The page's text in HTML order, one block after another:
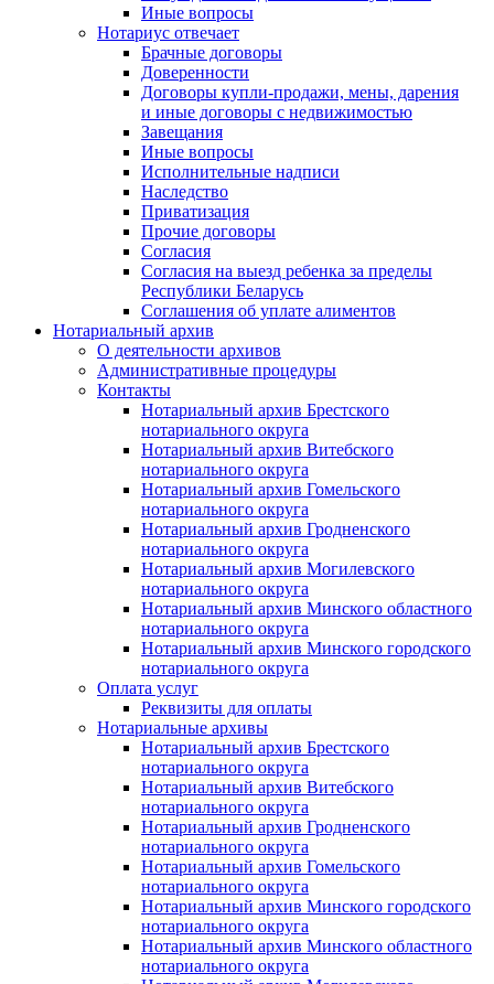
Иные вопросы
Нотариус отвечает
Брачные договоры
Доверенности
Договоры купли-продажи, мены, дарения
и иные договоры с недвижимостью
Завещания
Иные вопросы
Исполнительные надписи
Наследство
Приватизация
Прочие договоры
Согласия
Согласия на выезд ребенка за пределы
Республики Беларусь
Соглашения об уплате алиментов
Нотариальный архив
О деятельности архивов
Административные процедуры
Контакты
Нотариальный архив Брестского
нотариального округа
Нотариальный архив Витебского
нотариального округа
Нотариальный архив Гомельского
нотариального округа
Нотариальный архив Гродненского
нотариального округа
Нотариальный архив Могилевского
нотариального округа
Нотариальный архив Минского областного
нотариального округа
Нотариальный архив Минского городского
нотариального округа
Оплата услуг
Реквизиты для оплаты
Нотариальные архивы
Нотариальный архив Брестского
нотариального округа
Нотариальный архив Витебского
нотариального округа
Нотариальный архив Гродненского
нотариального округа
Нотариальный архив Гомельского
нотариального округа
Нотариальный архив Минского городского
нотариального округа
Нотариальный архив Минского областного
нотариального округа